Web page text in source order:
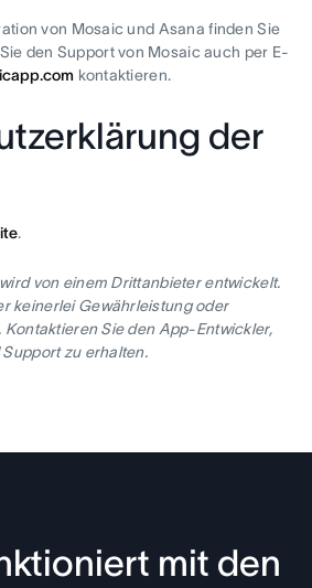
von Mosaic und Asana finden Sie
den Support von Mosaic auch per E-
kontaktieren.
der
.
von einem Drittanbieter entwickelt.
keinerlei Gewährleistung oder
Sie den App-Entwickler,
zu erhalten.
mit den